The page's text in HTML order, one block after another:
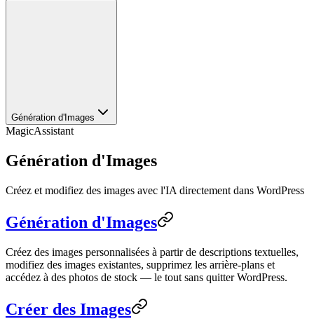
Génération d'Images
MagicAssistant
Génération d'Images
Créez et modifiez des images avec l'IA directement dans WordPress
Génération d'Images
Créez des images personnalisées à partir de descriptions textuelles,
modifiez des images existantes, supprimez les arrière-plans et
accédez à des photos de stock — le tout sans quitter WordPress.
Créer des Images